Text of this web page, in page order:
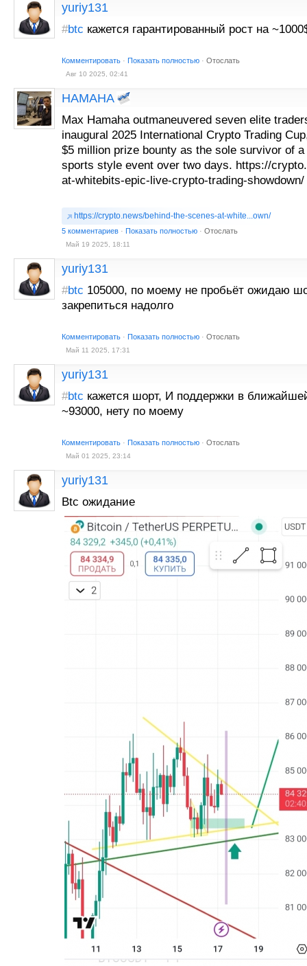
yuriy131
#btc кажется гарантированный рост на
Комментировать · Показать полностью · Отослать
Авг 10 2025, 02:41
HAMAHA
Max Hamaha outmaneuvered seven elite
inaugural 2025 International Crypto Trading
$5 million prize bounty as the sole survivor of
sports style event over two days. https://
at-whitebits-epic-live-crypto-trading-showdown/
https://crypto.news/behind-the-scenes-at-white...own/
5 комментариев · Показать полностью · Отослать
Май 19 2025, 18:11
yuriy131
#btc 105000, по моему не пробьёт ожидаю
закрепиться надолго
Комментировать · Показать полностью · Отослать
Май 11 2025, 17:31
yuriy131
#btc кажется шорт, И поддержки в
~93000, нету по моему
Комментировать · Показать полностью · Отослать
Май 01 2025, 23:14
yuriy131
Btc ожидание